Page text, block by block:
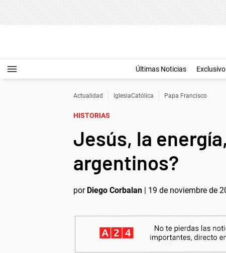
Últimas Noticias
Actualidad IglesiaCatólica Papa Francisco
HISTORIAS
Jesús, la
argentinos?
por Diego Corbalan | 19 de noviembre de